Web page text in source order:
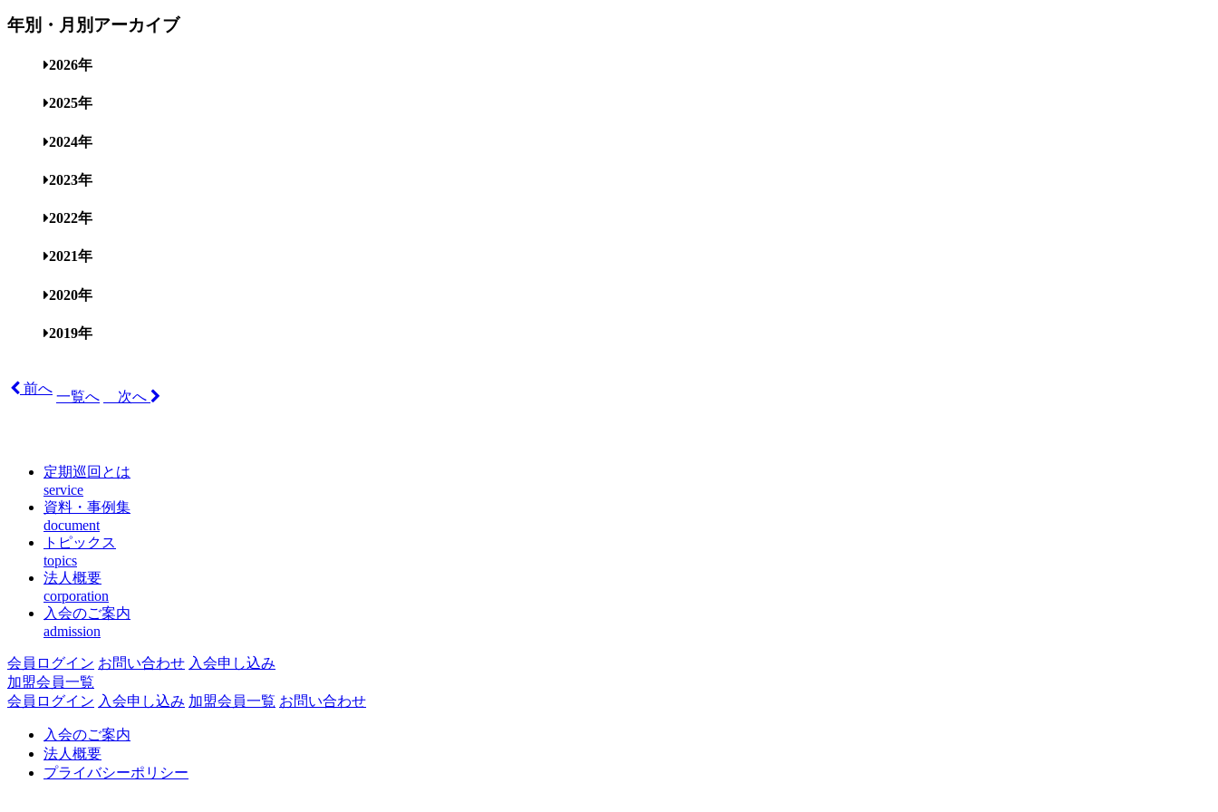
年別・月別アーカイブ
2026年
2025年
2024年
2023年
2022年
2021年
2020年
2019年
前へ
一覧へ 次へ
定期巡回とは
service
資料・事例集
document
トピックス
topics
法人概要
corporation
入会のご案内
admission
会員ログイン お問い合わせ 入会申し込み
加盟会員一覧
会員ログイン 入会申し込み 加盟会員一覧 お問い合わせ
入会のご案内
法人概要
プライバシーポリシー